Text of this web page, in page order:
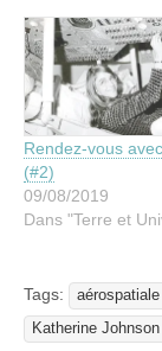
Rendez-vous
(#2)
09/08/2019
Dans "Terre et
Tags: aérospatiale
Katherine Johnson